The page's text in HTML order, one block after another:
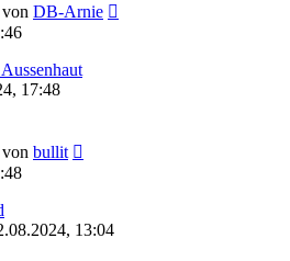
von DB-Arnie
17:48
von bullit
13:04